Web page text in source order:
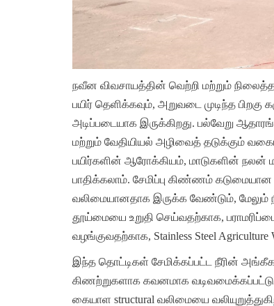
நவீன விவசாயத்தின் வெற்றி மற்றும்
பயிர் தெளிக்கவும், அறுவடை முடிந்த
அடிப்படையாக இருக்கிறது. பல்வேறு
மற்றும் வேதியியல் அழிவைத் தடுக்கும்
பயிர்களின் ஆரோக்கியம், மாடுகளின் நலன்
பாதிக்கலாம். சேமிப்பு கிண்ணம்
வலிமையானதாக இருக்க வேண்டும், மேலும்
தூய்மையை உறுதி செய்வதற்காக,
வழங்குவதற்காக, Stainless Steel
இந்த தொட்டிகள் சேமிக்கப்பட்ட நீரின்
கிணற்றுகளாக கவனமாக
கையாள structural வலிமையை